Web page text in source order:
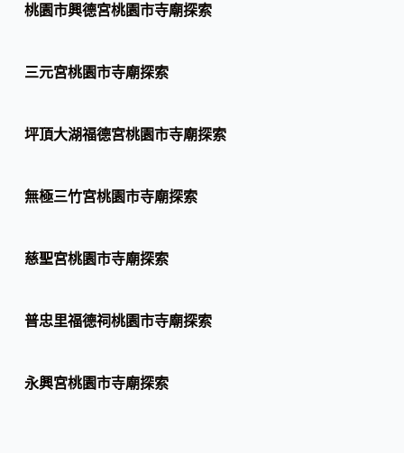
桃園市興德宮桃園市寺廟探索
三元宮桃園市寺廟探索
坪頂大湖福德宮桃園市寺廟探索
無極三竹宮桃園市寺廟探索
慈聖宮桃園市寺廟探索
普忠里福德祠桃園市寺廟探索
永興宮桃園市寺廟探索